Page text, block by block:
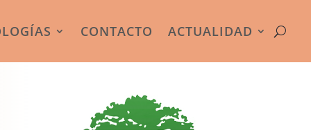
CONTACTO ACTUALIDAD